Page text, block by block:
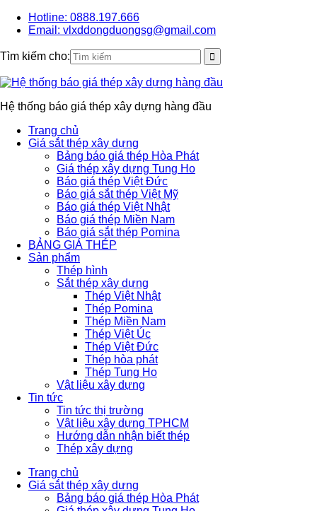
Hotline: 0888.197.666
Email: vlxddongduongsg@gmail.com
Tìm kiếm cho:
Hệ thống báo giá thép xây dựng hàng đầu
Trang chủ
Giá sắt thép xây dựng
Bảng báo giá thép Hòa Phát
Giá thép xây dựng Tung Ho
Báo giá thép Việt Đức
Báo giá sắt thép Việt Mỹ
Báo giá thép Việt Nhật
Báo giá thép Miền Nam
Báo giá sắt thép Pomina
BẢNG GIÁ THÉP
Sản phẩm
Thép hình
Sắt thép xây dựng
Thép Việt Nhật
Thép Pomina
Thép Miền Nam
Thép Việt Úc
Thép Việt Đức
Thép hòa phát
Thép Tung Ho
Vật liệu xây dựng
Tin tức
Tin tức thị trường
Vật liệu xây dựng TPHCM
Hướng dẫn nhận biết thép
Thép xây dựng
Trang chủ
Giá sắt thép xây dựng
Bảng báo giá thép Hòa Phát